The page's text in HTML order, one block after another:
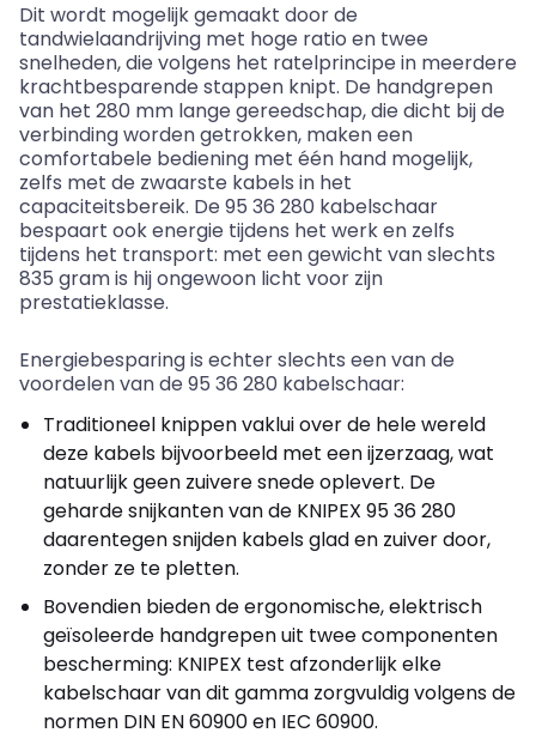
Dit wordt mogelijk gemaakt door de
tandwielaandrijving met hoge ratio en twee
snelheden, die volgens het ratelprincipe in meerdere
krachtbesparende stappen knipt. De handgrepen
van het 280 mm lange gereedschap, die dicht bij de
verbinding worden getrokken, maken een
comfortabele bediening met één hand mogelijk,
zelfs met de zwaarste kabels in het
capaciteitsbereik. De 95 36 280 kabelschaar
bespaart ook energie tijdens het werk en zelfs
tijdens het transport: met een gewicht van slechts
835 gram is hij ongewoon licht voor zijn
prestatieklasse.
Energiebesparing is echter slechts een van de
voordelen van de 95 36 280 kabelschaar:
Traditioneel knippen vaklui over de hele wereld
deze kabels bijvoorbeeld met een ijzerzaag, wat
natuurlijk geen zuivere snede oplevert. De
geharde snijkanten van de KNIPEX 95 36 280
daarentegen snijden kabels glad en zuiver door,
zonder ze te pletten.
Bovendien bieden de ergonomische, elektrisch
geïsoleerde handgrepen uit twee componenten
bescherming: KNIPEX test afzonderlijk elke
kabelschaar van dit gamma zorgvuldig volgens de
normen DIN EN 60900 en IEC 60900.